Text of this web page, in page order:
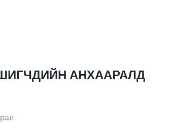
АНХААРАЛД